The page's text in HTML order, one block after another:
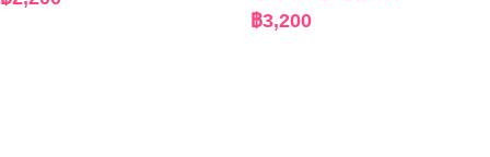
฿3,200